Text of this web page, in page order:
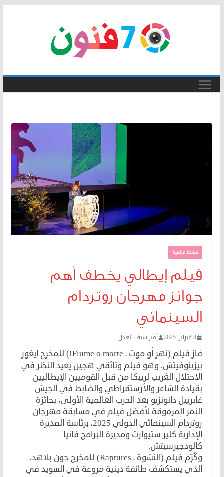
سينما عالمية
فيلم إيطالي يخطف أهم
جوائز مهرجان روتردام
السينمائي
8 فبراير، 2025 أمير سيف العدل
فاز فيلم (نهر أو موت ـ Fiume o morte!) للمخرج إيغور
بيزينوفيتش، وهو فيلم وثائقي هجين يعيد النظر في
الاحتلال الغريب لرييكا من قبل القوميين الإيطاليين
بقيادة الشاعر والأرستقراطي والضابط في الجيش
غابرييل دانونزيو بعد الحرب العالمية الأولى، بجائزة
النمر المرموقة لأفضل فيلم في مسابقة مهرجان
روتردام السينمائي الدولي 2025، برئاسة المديرة
الإدارية كلير ستيوارت ومديرة البرامج فانيا
كالودجيرسيتش.
وكُرِّم فيلم (النشوة ـ Raptures) للمخرج جون بلاهد،
الذي يستكشف طائفة دينية مروعة في السويد في